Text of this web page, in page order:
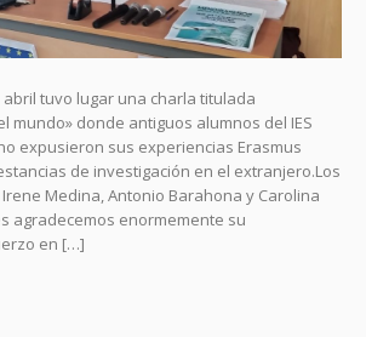
tuvo lugar una charla titulada
mundo» donde antiguos alumnos del IES
expusieron sus experiencias Erasmus
de investigación en el extranjero.Los
Medina, Antonio Barahona y Carolina
agradecemos enormemente su
en […]